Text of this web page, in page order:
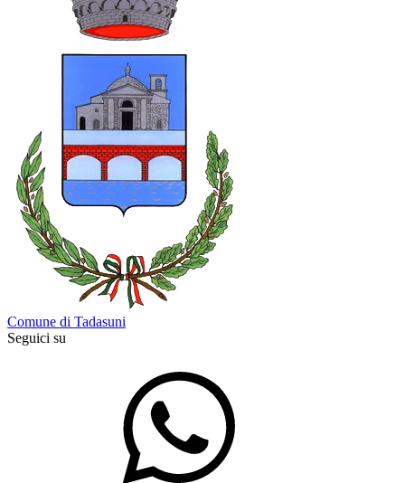
Comune di Tadasuni
Seguici su